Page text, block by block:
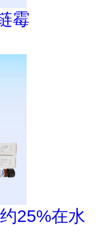
霉
25%在水